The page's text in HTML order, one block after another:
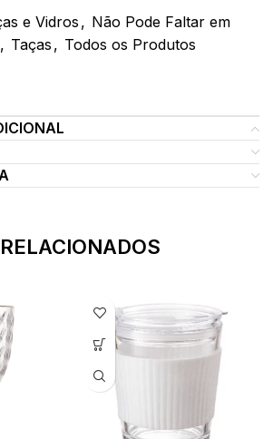
e Vidros , Não Pode Faltar em
, Taças , Todos os Produtos